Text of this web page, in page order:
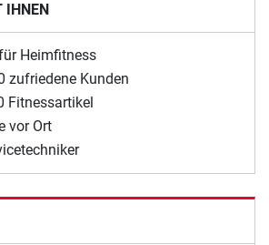
IHNEN
Heimfitness
zufriedene Kunden
Fitnessartikel
vor Ort